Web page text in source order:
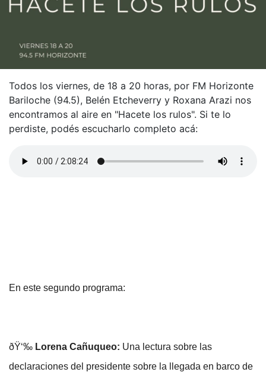
Todos los viernes, de 18 a 20 horas, por FM Horizonte
Bariloche (94.5), Belén Etcheverry y Roxana Arazi nos
encontramos al aire en "Hacete los rulos". Si te lo
perdiste, podés escucharlo completo acá:
En este segundo programa:
ðŸ‘‰ Lorena Cañuqueo: Una lectura sobre las
declaraciones del presidente sobre la llegada en barco de